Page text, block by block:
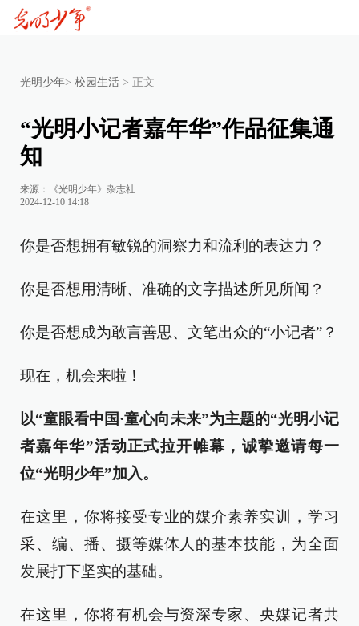
光明少年> 校园生活 > 正文
“光明小记者嘉年华”作品征集通
知
来源：《光明少年》杂志社
2024-12-10 14:18
你是否想拥有敏锐的洞察力和流利的表达力？
你是否想用清晰、准确的文字描述所见所闻？
你是否想成为敢言善思、文笔出众的“小记者”？
现在，机会来啦！
以“童眼看中国·童心向未来”为主题的“光明小记
者嘉年华”活动正式拉开帷幕，诚挚邀请每一
位“光明少年”加入。
在这里，你将接受专业的媒介素养实训，学习
采、编、播、摄等媒体人的基本技能，为全面
发展打下坚实的基础。
在这里，你将有机会与资深专家、央媒记者共